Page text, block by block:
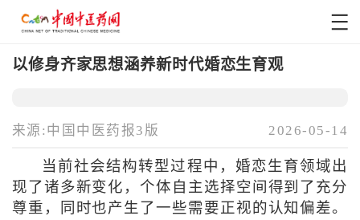
以修身齐家思想涵养新时代婚恋生育观
来源:中国中医药报3版 2026-05-14
当前社会结构转型过程中，婚恋生育领域出
现了诸多新变化，个体自主选择空间得到了充分
尊重，同时也产生了一些需要正视的认知偏差。